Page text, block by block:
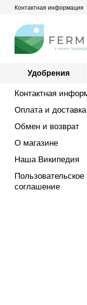
Перейти к основному
Контактная информация
Удобрения
Контактная
Оплата и доставка
Обмен и возврат
О магазине
Наша Википедия
Пользовательское
соглашение